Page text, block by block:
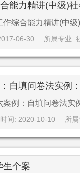
能力精讲(中级)社
综合能力精讲(中级
06-30 所属专业:
自填问卷法实例
案例：自填问卷法实
时间: 2020-10-10 所
生个案